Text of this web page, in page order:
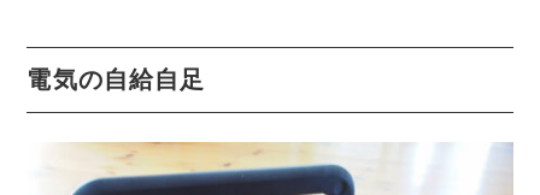
電気の自給自足